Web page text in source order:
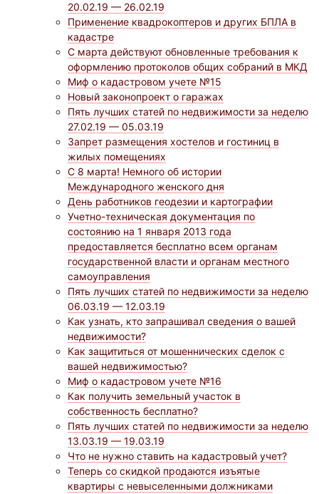
20.02.19 — 26.02.19
Применение квадрокоптеров и других БПЛА в
кадастре
С марта действуют обновленные требования к
оформлению протоколов общих собраний в МКД
Миф о кадастровом учете №15
Новый законопроект о гаражах
Пять лучших статей по недвижимости за неделю
27.02.19 — 05.03.19
Запрет размещения хостелов и гостиниц в
жилых помещениях
С 8 марта! Немного об истории
Международного женского дня
День работников геодезии и картографии
Учетно-техническая документация по
состоянию на 1 января 2013 года
предоставляется бесплатно всем органам
государственной власти и органам местного
самоуправления
Пять лучших статей по недвижимости за неделю
06.03.19 — 12.03.19
Как узнать, кто запрашивал сведения о вашей
недвижимости?
Как защититься от мошеннических сделок с
вашей недвижимостью?
Миф о кадастровом учете №16
Как получить земельный участок в
собственность бесплатно?
Пять лучших статей по недвижимости за неделю
13.03.19 — 19.03.19
Что не нужно ставить на кадастровый учет?
Теперь со скидкой продаются изъятые
квартиры с невыселенными должниками